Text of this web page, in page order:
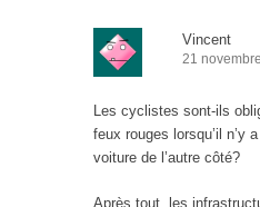
Vincent
21
Les cyclistes sont-ils
feux rouges lorsqu’il n’y
voiture de l’autre côté?
Après tout, les